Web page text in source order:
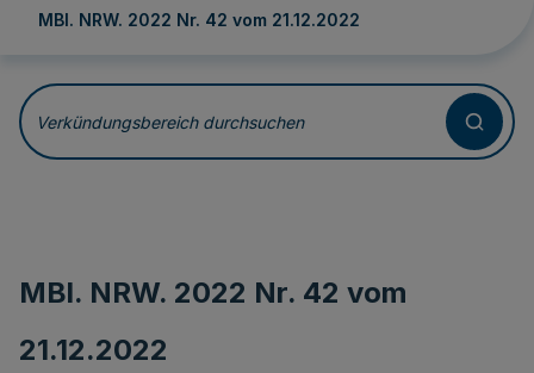
MBl. NRW. 2022 Nr. 42 vom 21.12.2022
Verkündungsbereich durchsuchen
MBl. NRW. 2022 Nr. 42 vom
21.12.2022